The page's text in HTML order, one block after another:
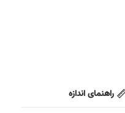
راهنمای اندازه